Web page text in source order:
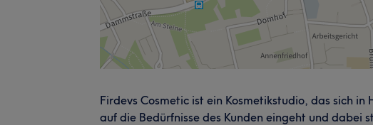
Firdevs Cosmetic ist ein Kosmetikstudio, das sich
auf die Bedürfnisse des Kunden eingeht und dabei